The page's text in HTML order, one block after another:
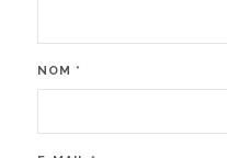
NOM *